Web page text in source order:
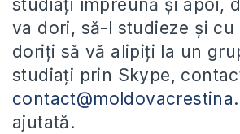
studiați împreună și apoi,
va dori, să-l studieze și cu
doriți să vă alipiți la un
studiați prin Skype,
ajutată.